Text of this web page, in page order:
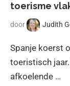
toerisme
door Judith
Spanje koerst
toeristisch
afkoelende …